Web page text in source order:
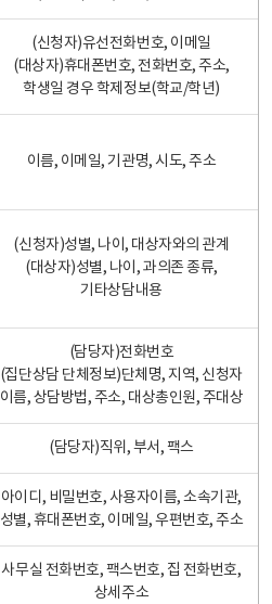
(신청자)유선전화번호, 이메일
(대상자)휴대폰번호, 전화번호, 주소,
학생일 경우 학제정보(학교/학년)
이름, 이메일, 기관명, 시도, 주소
(신청자)성별, 나이, 대상자와의 관계
(대상자)성별, 나이, 과의존 종류,
기타상담내용
(담당자)전화번호
(집단상담 단체정보)단체명, 지역, 신청자
이름, 상담방법, 주소, 대상총인원, 주대상
(담당자)직위, 부서, 팩스
아이디, 비밀번호, 사용자이름, 소속기관,
성별, 휴대폰번호, 이메일, 우편번호, 주소
사무실 전화번호, 팩스번호, 집 전화번호,
상세주소